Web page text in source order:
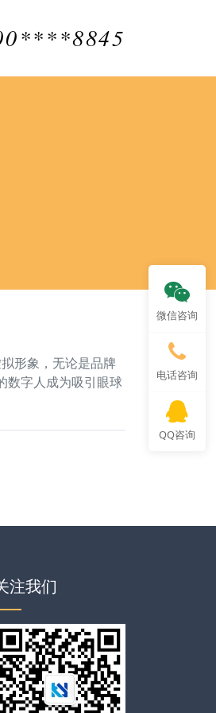
形象，无论是品牌
数字人成为吸引眼球
注我们
微信咨询
电话咨询
QQ咨询